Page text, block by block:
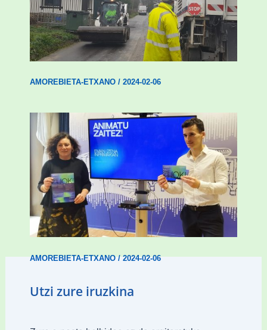
Amorebieta-Etxanok auzoak hobetzeko
plan integrala ezarri du
AMOREBIETA-ETXANO/ 2024-02-06
Amorebietak gazteen inklusio aktiboa
bultzatu du “ZUOK” ekimenarekin
AMOREBIETA-ETXANO/2024-02-06
Utzi zure iruzkina